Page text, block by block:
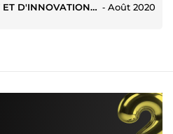
ECOLE DE MANAGEMENT ET D'INNOVATION TECHNOLOGIQUE ‐ Août 2020